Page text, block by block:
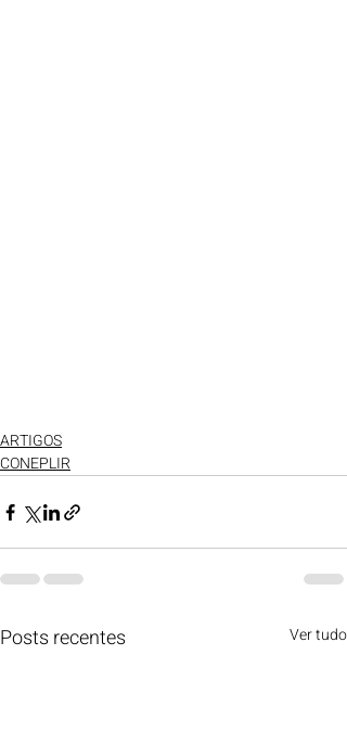
ARTIGOS
CONEPLIR
Posts recentes Ver tudo